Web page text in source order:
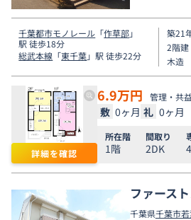
千葉都市モノレール 「作草部」
駅 徒歩18分
総武本線 「東千葉」駅 徒歩22分
築21
2階建
木造
詳細を確認
6.9万円 管理・共
敷 0ヶ月 礼 0ヶ月
所在階
1階
間取り
2DK
ファース
千葉県千葉市